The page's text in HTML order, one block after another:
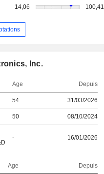
14,06 100,41
Inc.
Age Depuis
54 31/03/2026
50 08/10/2024
- 16/01/2026
Age Depuis